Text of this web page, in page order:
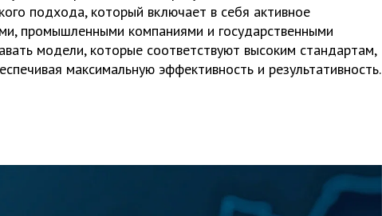
подхода, который включает в себя активное
промышленными компаниями и государственными
модели, которые соответствуют высоким стандартам,
максимальную эффективность и результативность.